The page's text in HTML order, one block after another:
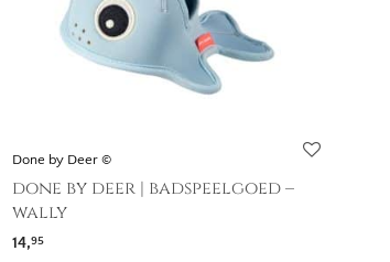
Done by Deer ©
done by deer | badspeelgoed –
wally
14,95